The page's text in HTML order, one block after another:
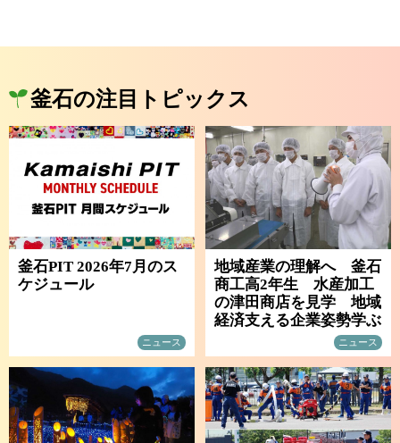
釜石の注目トピックス
釜石PIT 2026年7月のス
ケジュール
ニュース
地域産業の理解へ 釜石
商工高2年生 水産加工
の津田商店を見学 地域
経済支える企業姿勢学ぶ
ニュース